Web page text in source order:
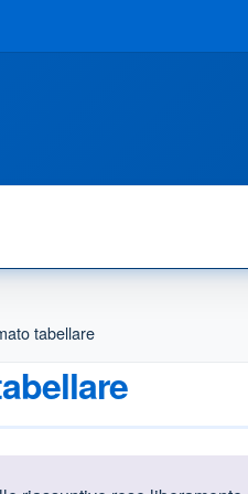
tabellare